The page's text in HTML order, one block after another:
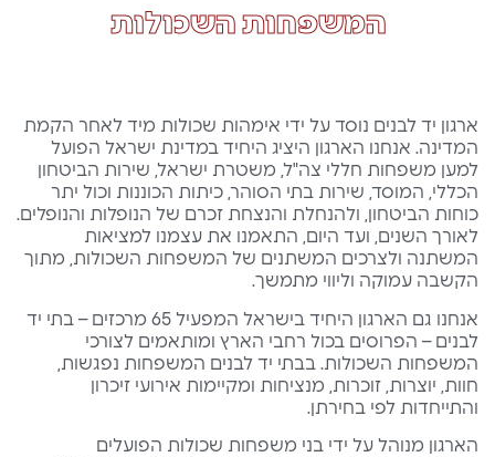
המשפחות השכולות
ארגון יד לבנים נוסד על ידי אימהות שכולות מיד לאחר הקמת
המדינה. אנחנו הארגון היציג היחיד במדינת ישראל הפועל
למען משפחות חללי צה"ל, משטרת ישראל, שירות הביטחון
הכללי, המוסד, שירות בתי הסוהר, כיתות הכוננות וכול יתר
כוחות הביטחון, ולהנחלת והנצחת זכרם של הנופלות והנופלים.
לאורך השנים, ועד היום, התאמנו את עצמנו למציאות
המשתנה ולצרכים המשתנים של המשפחות השכולות, מתוך
הקשבה עמוקה וליווי מתמשך.
אנחנו גם הארגון היחיד בישראל המפעיל 65 מרכזים – בתי יד
לבנים – הפרוסים בכול רחבי הארץ ומותאמים לצורכי
המשפחות השכולות. בבתי יד לבנים המשפחות נפגשות,
חוות, יוצרות, זוכרות, מנציחות ומקיימות אירועי זיכרון
והתייחדות לפי בחירתן.
הארגון מנוהל על ידי בני משפחות שכולות הפועלים